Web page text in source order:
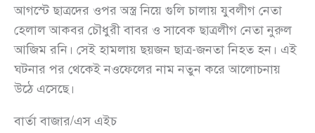
আগস্টে ছাত্রদের ওপর অস্ত্র নিয়ে গুলি চালায় যুবলীগ নেতা
হেলাল আকবর চৌধুরী বাবর ও সাবেক ছাত্রলীগ নেতা নুরুল
আজিম রনি। সেই হামলায় ছয়জন ছাত্র-জনতা নিহত হন। এই
ঘটনার পর থেকেই নওফেলের নাম নতুন করে আলোচনায়
উঠে এসেছে।
বার্তা বাজার/এস এইচ